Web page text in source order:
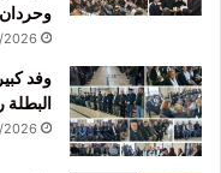
2026
وفد
2026